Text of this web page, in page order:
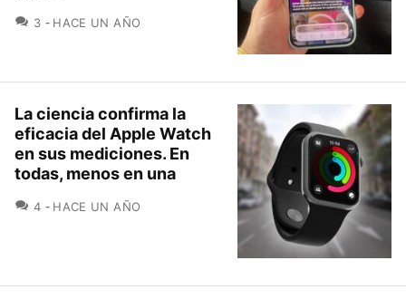
3 COMENTARIOS
HACE UN AÑO
La ciencia confirma la
eficacia del Apple Watch
en sus mediciones. En
todas, menos en una
4 COMENTARIOS
HACE UN AÑO